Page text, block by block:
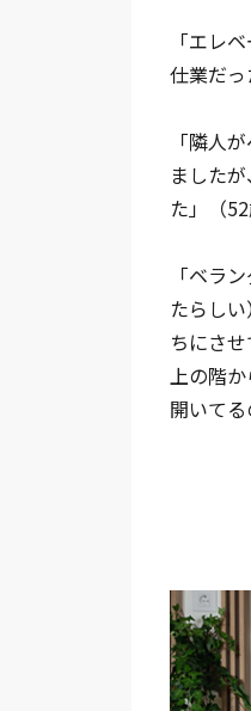
「エレ
仕業だっ
「隣人
ました
た」（52
「ベラ
たらし
ちにさ
上の階
開いて